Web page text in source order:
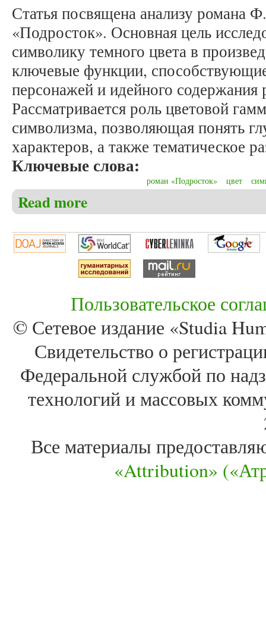
Статья посвящена анализу романа
«Подросток». Основная цель
символику темного цвета в
ключевые функции,
персонажей и идейного содержания
Рассматривается роль цветовой
символизма, позволяющая понять
характеров, а также тематическое
Ключевые слова:
роман «Подросток» цвет
Read more
Пользовательское
© Сетевое издание «Studia
Свидетельство о
Федеральной службой по
технологий и массовых
Все материалы
«Attribution»